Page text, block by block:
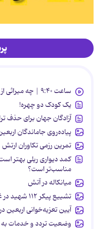
ساعت ۹:۴۰ | چه میراثی از خود به جای گذاشت؟
یک کودک دو چهره!
آزادگان جهان برای حذف
پیاده‌روی جاماندگان
تمرین رزمی تکاوران ارتش
کمد دیواری ریلی بهتر
مناسب‌تر است؟
میانکاله در آتش
تشییع پیکر ۱۱۲ شهید در غزه پس از ۳ سال زیر آوار ماندن
آیین تعزیه‌خوانی اربعین
وضعیت تردد و خدمات به